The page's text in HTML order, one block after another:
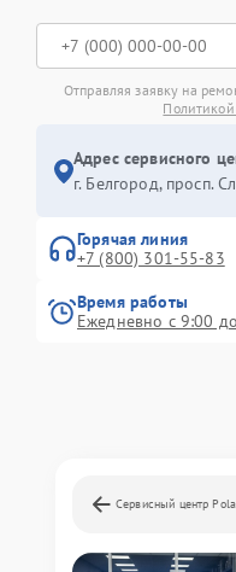
Отправляя заявку на
Адрес сервисного
г. Белгород, просп.
Горячая линия
+7 (800) 301-55-83
Время работы
Ежедневно с 9:00
Сервисный центр